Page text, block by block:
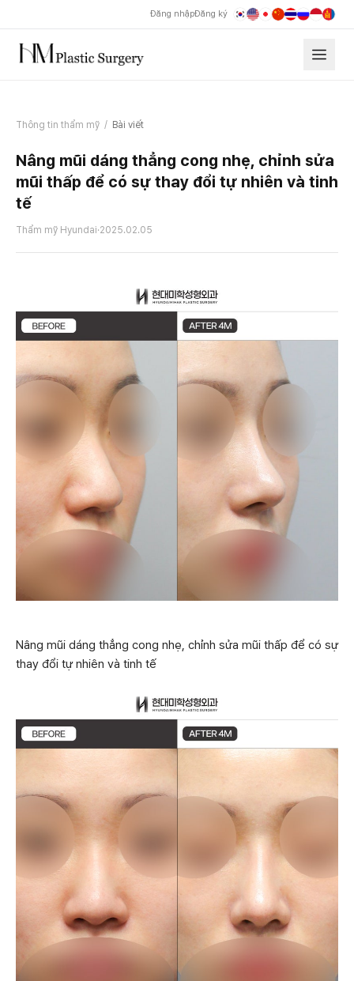
Đăng nhậpĐăng ký
Thông tin thẩm mỹ / Bài viết
Nâng mũi dáng thẳng cong nhẹ, chỉnh sửa
mũi thấp để có sự thay đổi tự nhiên và tinh
tế
Thẩm mỹ Hyundai·2025.02.05
Nâng mũi dáng thẳng cong nhẹ, chỉnh sửa mũi thấp để có sự
thay đổi tự nhiên và tinh tế